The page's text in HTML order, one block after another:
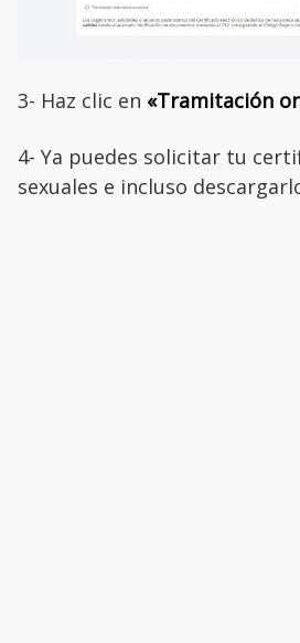
3- Haz clic en «Tramitación
4- Ya puedes solicitar tu
sexuales e incluso